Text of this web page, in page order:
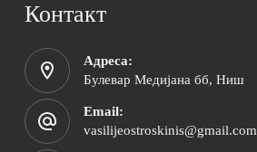
Контакт
Адреса:
Булевар Медијана бб, Ниш
Email:
vasilijeostroskinis@gmail.com